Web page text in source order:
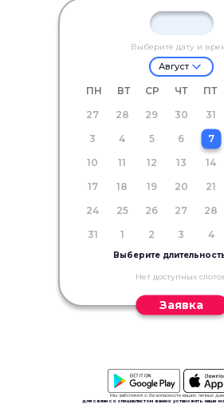
Выберите дату и
Август
ПН ВТ СР ЧТ ПТ
27
28 29 30 31
3
4 5 6 7
10
11 12 13 14
17
18 19 20 21
24
25 26 27 28
31
1 2 3 4
Выберите
Нет доступных
Заявка
Мы заботимся о безопасности ваших личных
для связи со специалистом важно установить наше